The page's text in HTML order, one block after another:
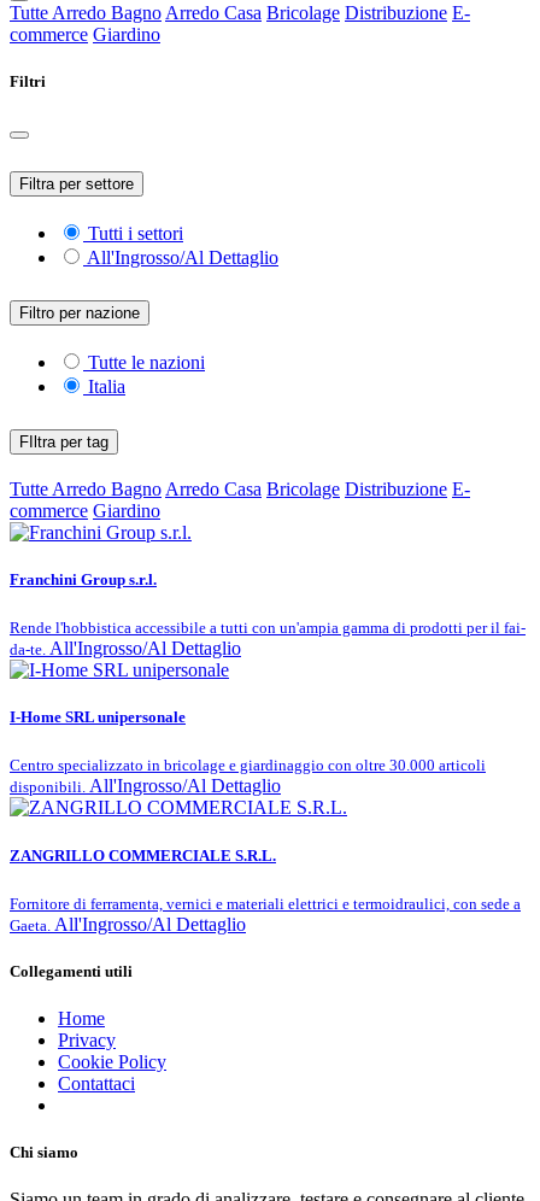
Tutte Arredo Bagno Arredo Casa Bricolage Distribuzione E-
commerce Giardino
Filtri
Filtra per settore
Tutti i settori
All'Ingrosso/Al Dettaglio
Filtro per nazione
Tutte le nazioni
Italia
FIltra per tag
Tutte Arredo Bagno Arredo Casa Bricolage Distribuzione E-
commerce Giardino
Franchini Group s.r.l.
Rende l'hobbistica accessibile a tutti con un'ampia gamma di prodotti per il fai-
da-te. All'Ingrosso/Al Dettaglio
I-Home SRL unipersonale
Centro specializzato in bricolage e giardinaggio con oltre 30.000 articoli
disponibili. All'Ingrosso/Al Dettaglio
ZANGRILLO COMMERCIALE S.R.L.
Fornitore di ferramenta, vernici e materiali elettrici e termoidraulici, con sede a
Gaeta. All'Ingrosso/Al Dettaglio
Collegamenti utili
Home
Privacy
Cookie Policy
Contattaci
Chi siamo